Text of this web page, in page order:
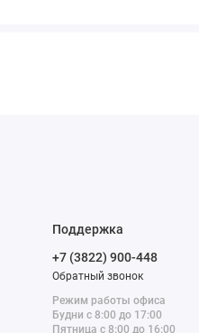
Поддержка
+7 (3822) 900-448
Обратный звонок
Режим работы офиса
Будни с 8:00 до 17:00
Пятница с 8:00 до 16:00